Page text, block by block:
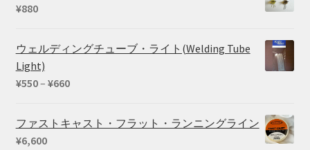
¥880
ウェルディングチューブ・ライト(Welding Tube
Light)
¥550– ¥660価
ファストキャスト・フラット・ランニングライン
¥6,600